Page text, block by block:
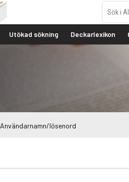
Utökad sökning Deckarlexikon
Användarnamn/lösenord